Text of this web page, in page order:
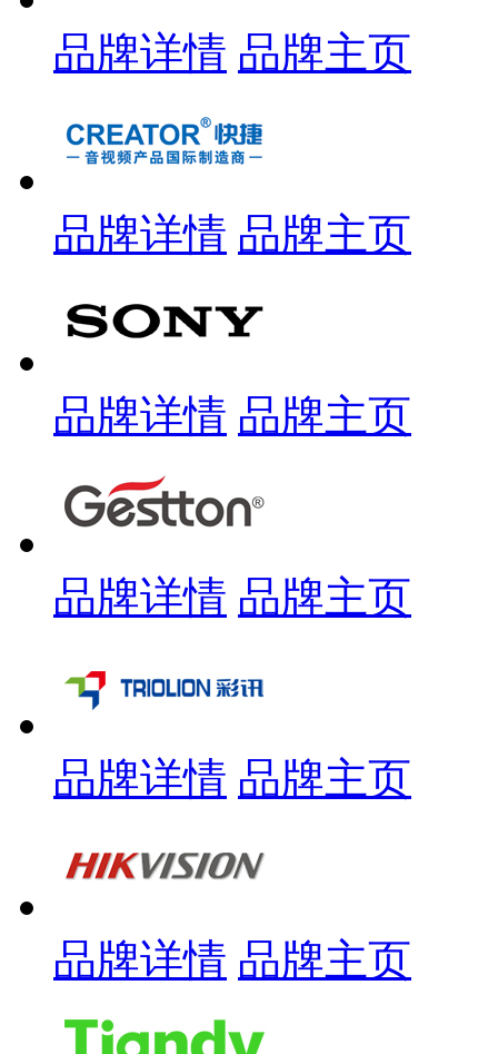
品牌详情 品牌主页
品牌详情 品牌主页
品牌详情 品牌主页
品牌详情 品牌主页
品牌详情 品牌主页
品牌详情 品牌主页